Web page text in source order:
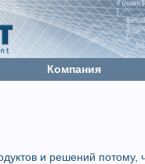
Компания
и решений